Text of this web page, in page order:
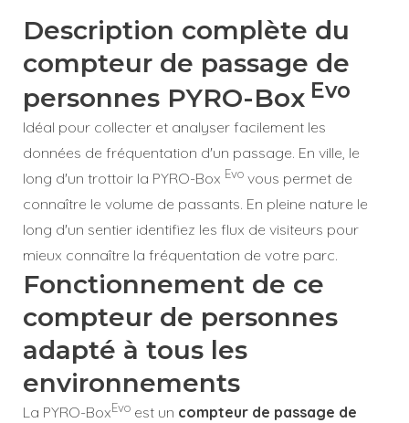
Description complète du
compteur de passage de
personnes PYRO-Box Evo
Idéal pour collecter et analyser facilement les
données de fréquentation d'un passage. En ville, le
long d'un trottoir la PYRO-Box Evo vous permet de
connaître le volume de passants. En pleine nature le
long d'un sentier identifiez les flux de visiteurs pour
mieux connaître la fréquentation de votre parc.
Fonctionnement de ce
compteur de personnes
adapté à tous les
environnements
La PYRO-BoxEvo est un compteur de passage de